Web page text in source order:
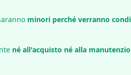
minori perché verranno
né all'acquisto né alla